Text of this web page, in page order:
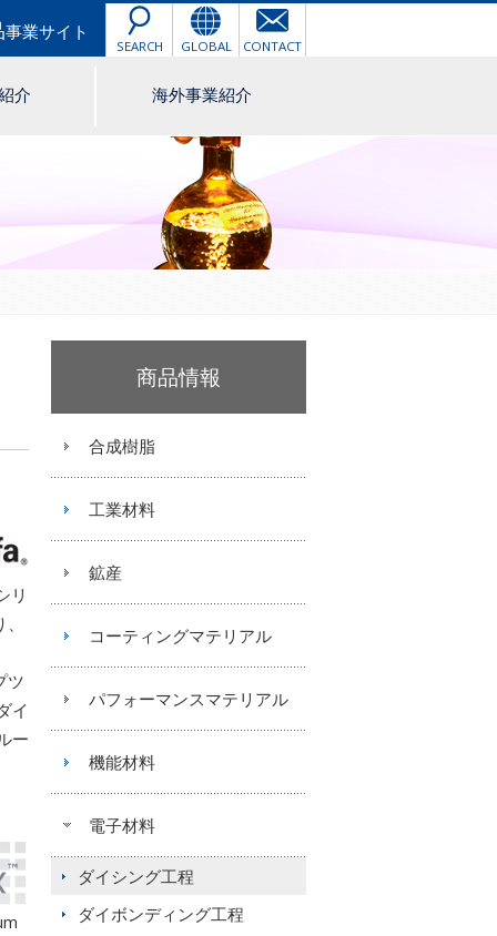
事業サイト
SEARCH GLOBAL CONTACT
介 海外事業紹介
リ
ツ
イ
ー
商品情報
合成樹脂
工業材料
鉱産
コーティングマテリアル
パフォーマンスマテリアル
機能材料
電子材料
ダイシング工程
ダイボンディング工程